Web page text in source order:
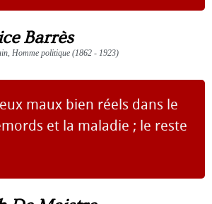
Barrès
Homme politique (1862 - 1923)
maux bien réels dans le
et la maladie ; le reste